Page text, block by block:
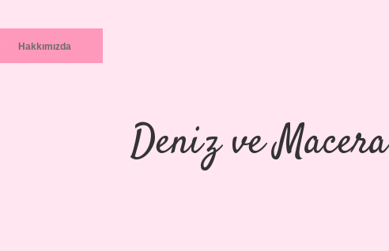
Hakkımızda
Deniz ve Macera